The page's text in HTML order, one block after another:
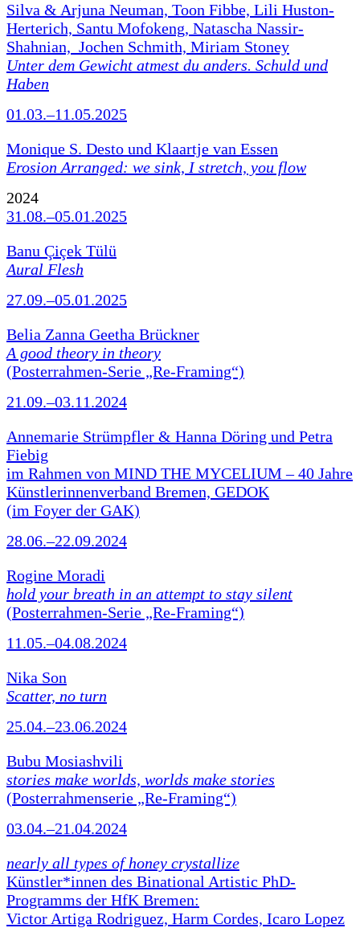
Silva & Arjuna Neuman, Toon Fibbe, Lili Huston-
Herterich, Santu Mofokeng, Natascha Nassir-
Shahnian, Jochen Schmith, Miriam Stoney
Unter dem Gewicht atmest du anders. Schuld und
Haben
01.03.–11.05.2025
Monique S. Desto und Klaartje van Essen
Erosion Arranged: we sink, I stretch, you flow
2024
31.08.–05.01.2025
Banu Çiçek Tülü
Aural Flesh
27.09.–05.01.2025
Belia Zanna Geetha Brückner
A good theory in theory
(Posterrahmen-Serie „Re-Framing“)
21.09.–03.11.2024
Annemarie Strümpfler & Hanna Döring und Petra
Fiebig
im Rahmen von MIND THE MYCELIUM – 40 Jahre
Künstlerinnenverband Bremen, GEDOK
(im Foyer der GAK)
28.06.–22.09.2024
Rogine Moradi
hold your breath in an attempt to stay silent
(Posterrahmen-Serie „Re-Framing“)
11.05.–04.08.2024
Nika Son
Scatter, no turn
25.04.–23.06.2024
Bubu Mosiashvili
stories make worlds, worlds make stories
(Posterrahmenserie „Re-Framing“)
03.04.–21.04.2024
nearly all types of honey crystallize
Künstler*innen des Binational Artistic PhD-
Programms der HfK Bremen:
Victor Artiga Rodriguez, Harm Cordes, Icaro Lopez